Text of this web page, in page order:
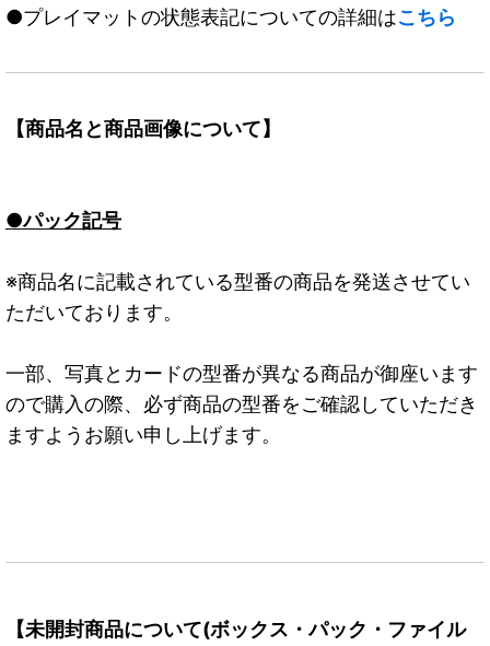
●プレイマットの状態表記についての詳細はこちら
【商品名と商品画像について】
●パック記号
※商品名に記載されている型番の商品を発送させてい
ただいております。
一部、写真とカードの型番が異なる商品が御座います
ので購入の際、必ず商品の型番をご確認していただき
ますようお願い申し上げます。
【未開封商品について(ボックス・パック・ファイル